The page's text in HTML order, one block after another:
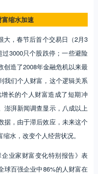
缩水加速
大，春节后首个交易日（2月3
3000只个股跌停；一些避险
创造了2008年金融危机以来最
我们个人财富，这个逻辑关系
长的个人财富造成了短期冲
澎湃新闻调查显示，八成以上
据，由于滞后效应，未来这个
水，改变个人经营状况。
业家财富变化特别报告》表
球百强企业中86%的人财富在